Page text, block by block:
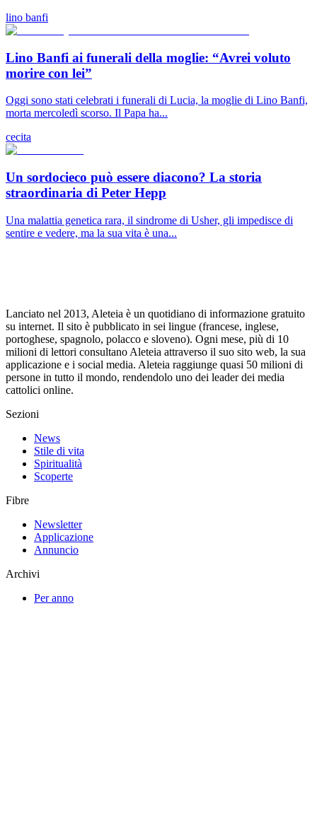
lino banfi
Lino Banfi ai funerali della moglie: “Avrei voluto
morire con lei”
Oggi sono stati celebrati i funerali di Lucia, la moglie di Lino Banfi,
morta mercoledì scorso. Il Papa ha...
cecita
Un sordocieco può essere diacono? La storia
straordinaria di Peter Hepp
Una malattia genetica rara, il sindrome di Usher, gli impedisce di
sentire e vedere, ma la sua vita è una...
Lanciato nel 2013, Aleteia è un quotidiano di informazione gratuito
su internet. Il sito è pubblicato in sei lingue (francese, inglese,
portoghese, spagnolo, polacco e sloveno). Ogni mese, più di 10
milioni di lettori consultano Aleteia attraverso il suo sito web, la sua
applicazione e i social media. Aleteia raggiunge quasi 50 milioni di
persone in tutto il mondo, rendendolo uno dei leader dei media
cattolici online.
Sezioni
News
Stile di vita
Spiritualità
Scoperte
Fibre
Newsletter
Applicazione
Annuncio
Archivi
Per anno